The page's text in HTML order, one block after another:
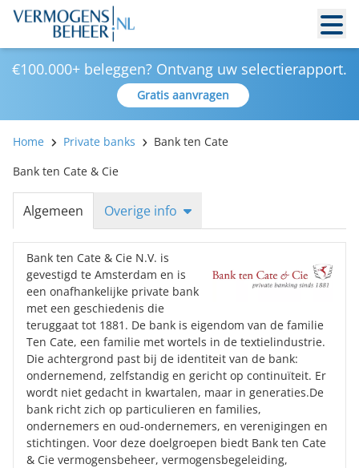
€100.000+ beleggen? Ontvang uw selectierapport.
Gratis aanvragen
Home Private banks
Bank ten Cate
Bank ten Cate & Cie
Algemeen Overige info
Bank ten Cate & Cie N.V. is
gevestigd te Amsterdam en is
een onafhankelijke private bank
met een geschiedenis die
teruggaat tot 1881. De bank is eigendom van de familie
Ten Cate, een familie met wortels in de textielindustrie.
Die achtergrond past bij de identiteit van de bank:
ondernemend, zelfstandig en gericht op continuïteit. Er
wordt niet gedacht in kwartalen, maar in generaties.De
bank richt zich op particulieren en families,
ondernemers en oud-ondernemers, en verenigingen en
stichtingen. Voor deze doelgroepen biedt Bank ten Cate
& Cie vermogensbeheer, vermogensbegeleiding,